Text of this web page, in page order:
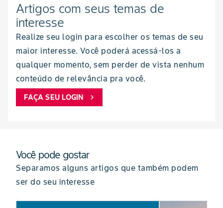
Artigos com seus temas de
interesse
Realize seu login para escolher os temas de seu
maior interesse. Você poderá acessá-los a
qualquer momento, sem perder de vista nenhum
conteúdo de relevância pra você.
FAÇA SEU LOGIN chevron_right
Você pode gostar
Separamos alguns artigos que também podem
ser do seu interesse